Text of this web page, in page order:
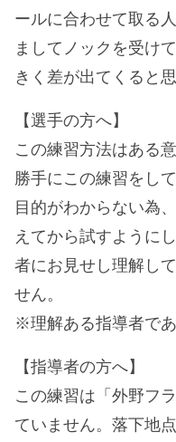
ールに合わせて取る
ましてノックを受け
きく差が出てくると
【選手の方へ】
この練習方法はある
勝手にこの練習をし
目的がわからない為
えてから試すように
者にお見せし理解し
せん。
※理解ある指導者であ
【指導者の方へ】
この練習は「外野フ
ていません。落下地